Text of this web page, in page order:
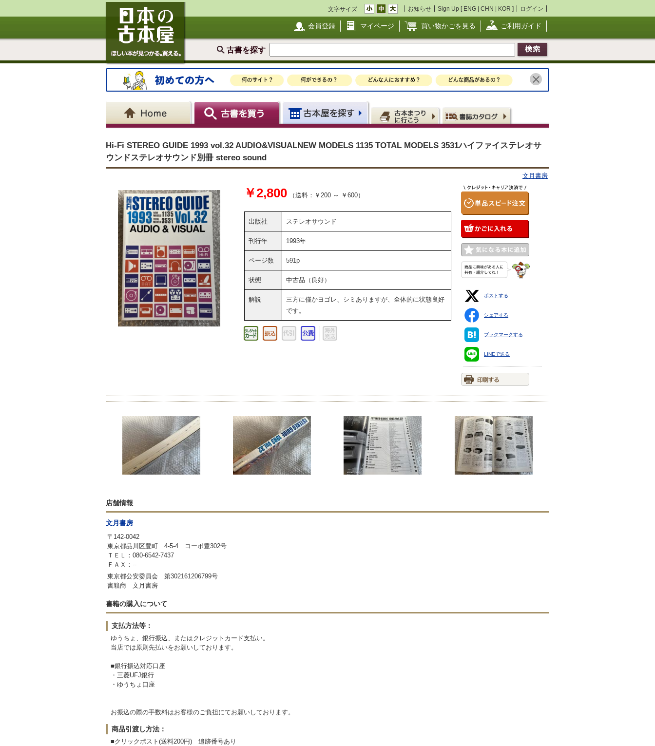
文字サイズ お知らせ Sign Up [ ENG | CHN | KOR ] ログイン
会員登録 マイページ 買い物かごを見る ご利用ガイド
古書を探す
Hi-Fi STEREO GUIDE 1993 vol.32 AUDIO&VISUALNEW MODELS 1135 TOTAL MODELS 3531ハイファイステレオサ
ウンドステレオサウンド別冊 stereo sound
文月書房
￥2,800 （送料：￥200 ～ ￥600）
出版社 ステレオサウンド
刊行年 1993年
ページ数 591p
状態 中古品（良好）
解説
三方に僅かヨゴレ、シミありますが、全体的に状態良好
です。
ポストする
シェアする
ブックマークする
LINEで送る
店舗情報
文月書房
〒142-0042
東京都品川区豊町 4-5-4 コーポ豊302号
ＴＥＬ：080-6542-7437
ＦＡＸ：--
東京都公安委員会 第302161206799号
書籍商 文月書房
書籍の購入について
支払方法等：
ゆうちょ、銀行振込、またはクレジットカード支払い。
当店では原則先払いをお願いしております。
■銀行振込対応口座
・三菱UFJ銀行
・ゆうちょ口座
お振込の際の手数料はお客様のご負担にてお願いしております。
商品引渡し方法：
■クリックポスト(送料200円) 追跡番号あり